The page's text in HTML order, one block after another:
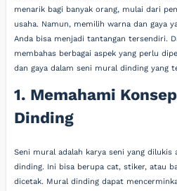
menarik bagi banyak orang, mulai dari
usaha. Namun, memilih warna dan gaya
Anda bisa menjadi tantangan tersendiri.
membahas berbagai aspek yang perlu
dan gaya dalam seni mural dinding yang
1. Memahami
Dinding
Seni mural adalah karya seni yang dilukis
dinding. Ini bisa berupa cat, stiker, atau
dicetak. Mural dinding dapat